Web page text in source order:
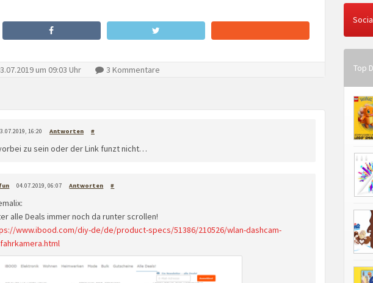
um 09:03 Uhr 3 Kommentare
16:20 Antworten #
zu sein oder der Link funzt nicht…
04.07.2019, 06:07 Antworten #
alle Deals immer noch da runter scrollen!
www.ibood.com/diy-de/de/product-specs/51386/210526/wlan-dashcam-
Top